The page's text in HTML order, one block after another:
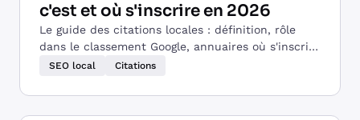
c'est et où s'inscrire en 2026
Le guide des citations locales : définition, rôle
dans le classement Google, annuaires où s'inscrire
en 2026 et méthode pour les TPE.
SEO local Citations